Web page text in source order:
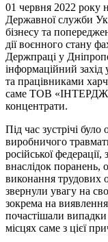
01 червня 2022 року
Державної служби
бізнесу та
дії воєнного стану
Держпраці у
інформаційний захід
та працівниками
саме ТОВ
концентрати.
Під час зустрічі було
виробничого
російської
внаслідок поранень,
виконання трудових
звернули увагу на
зокрема на
почастішали
місцях саме з цієї